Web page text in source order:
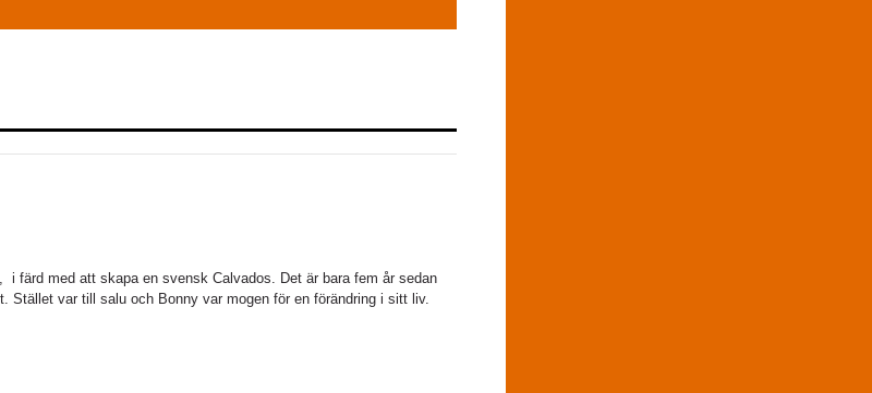
i färd med att skapa en svensk Calvados. Det är bara fem år sedan
Stället var till salu och Bonny var mogen för en förändring i sitt liv.